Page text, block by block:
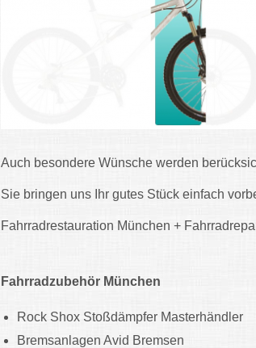
Auch besondere Wünsche werden
Sie bringen uns Ihr gutes Stück einfach
Fahrradrestauration München +
Fahrradzubehör München
Rock Shox Stoßdämpfer Masterhändler
Bremsanlagen Avid Bremsen